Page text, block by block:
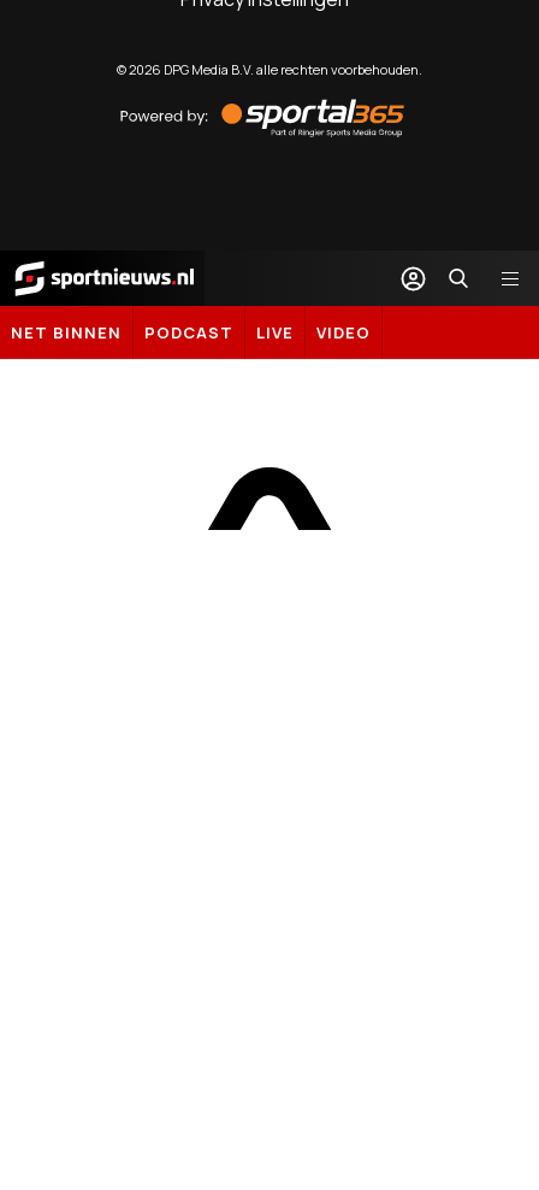
©2026 DPG Media B.V. alle rechten voorbehouden.
by
Sportal365
Sportnieuws.nl
NET BINNEN PODCAST LIVE VIDEO